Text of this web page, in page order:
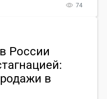
74
России
в